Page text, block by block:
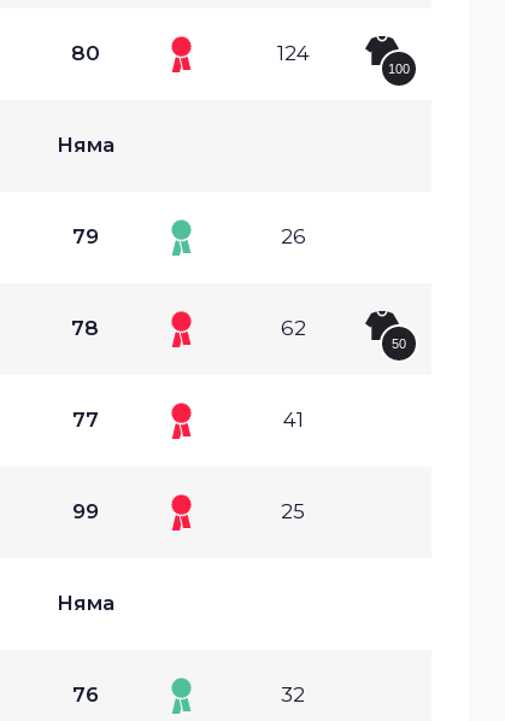
80 124
100
Няма
79 26
78 62
50
77 41
99 25
Няма
76 32